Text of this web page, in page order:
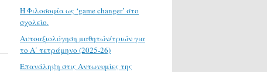
H Φιλοσοφία ως ‘game changer’ στο
σχολείο.
Αυτοαξιολόγηση μαθητών/τριών για
το Α΄ τετράμηνο (2025-26)
Επανάληψη στις Αντωνυμίες της